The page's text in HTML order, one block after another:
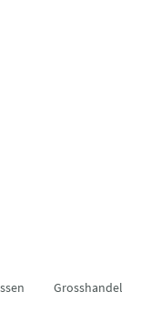
Grosshandel